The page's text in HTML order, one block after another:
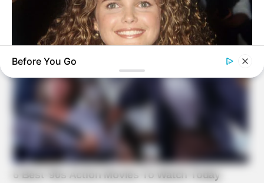
Keri Russell Was Once The Dream Girl - You Won't Believe Her
Today
Before You Go